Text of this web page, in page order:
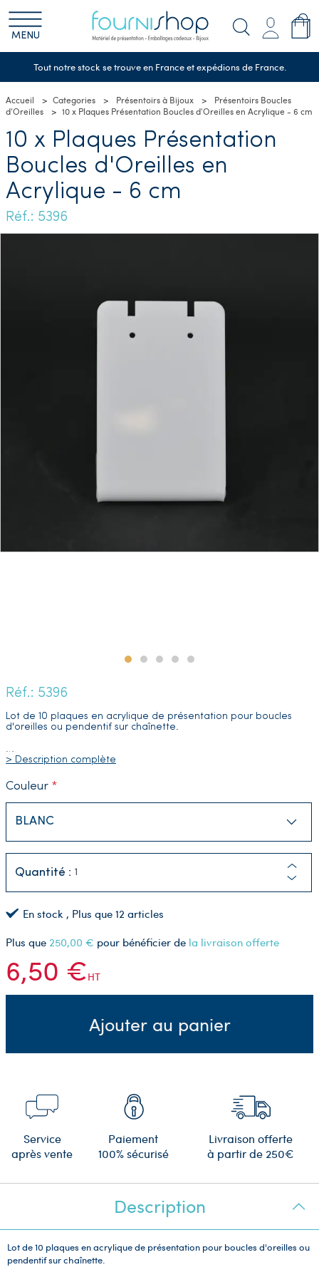
MENU
Tout notre stock se trouve en France et expédions de France.
Accueil Categories Présentoirs à Bijoux
Présentoirs Boucles
d'Oreilles
10 x Plaques Présentation Boucles d'Oreilles en Acrylique - 6 cm
10 x Plaques Présentation
Boucles d'Oreilles en
Acrylique - 6 cm
Réf.: 5396
Réf.: 5396
Lot de 10 plaques en acrylique de présentation pour boucles
d'oreilles ou pendentif sur chaînette.
…
> Description complète
Couleur
Quantité :
En stock , Plus que 12 articles
Plus que 250,00 € pour bénéficier de la livraison offerte
6,50 €HT
Ajouter au panier
Service
après vente
Paiement
100% sécurisé
Livraison offerte
à partir de 250€
Description
Lot de 10 plaques en acrylique de présentation pour boucles d'oreilles ou
pendentif sur chaînette.